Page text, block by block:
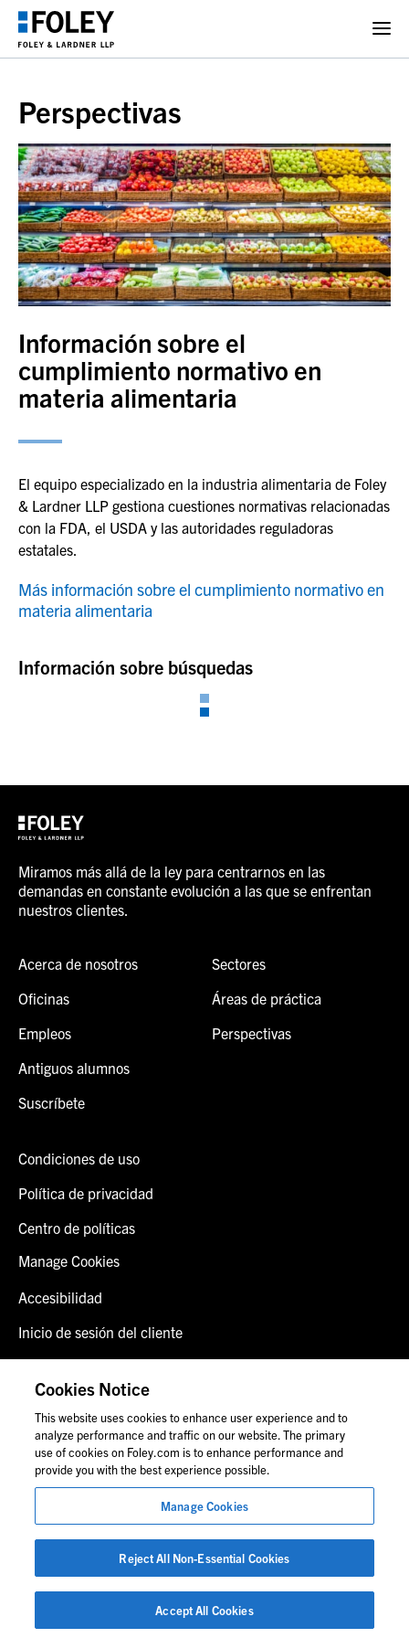
Perspectivas
Información sobre el
cumplimiento normativo en
materia alimentaria
El equipo especializado en la industria alimentaria de Foley
& Lardner LLP gestiona cuestiones normativas relacionadas
con la FDA, el USDA y las autoridades reguladoras
estatales.
Más información sobre el cumplimiento normativo en
materia alimentaria
Información sobre búsquedas
Miramos más allá de la ley para centrarnos en las
demandas en constante evolución a las que se enfrentan
nuestros clientes.
Acerca de nosotros
Oficinas
Empleos
Antiguos alumnos
Suscríbete
Sectores
Áreas de práctica
Perspectivas
Condiciones de uso
Política de privacidad
Centro de políticas
Manage Cookies
Accesibilidad
Inicio de sesión del cliente
Contáctenos
© 2026 Foley & Lardner LLP
personal de Foley.
Cookies Notice
This website uses cookies to enhance user experience and to
analyze performance and traffic on our website. The primary
use of cookies on Foley.com is to enhance performance and
provide you with the best experience possible.
Manage Cookies
Reject All Non-Essential Cookies
Accept All Cookies